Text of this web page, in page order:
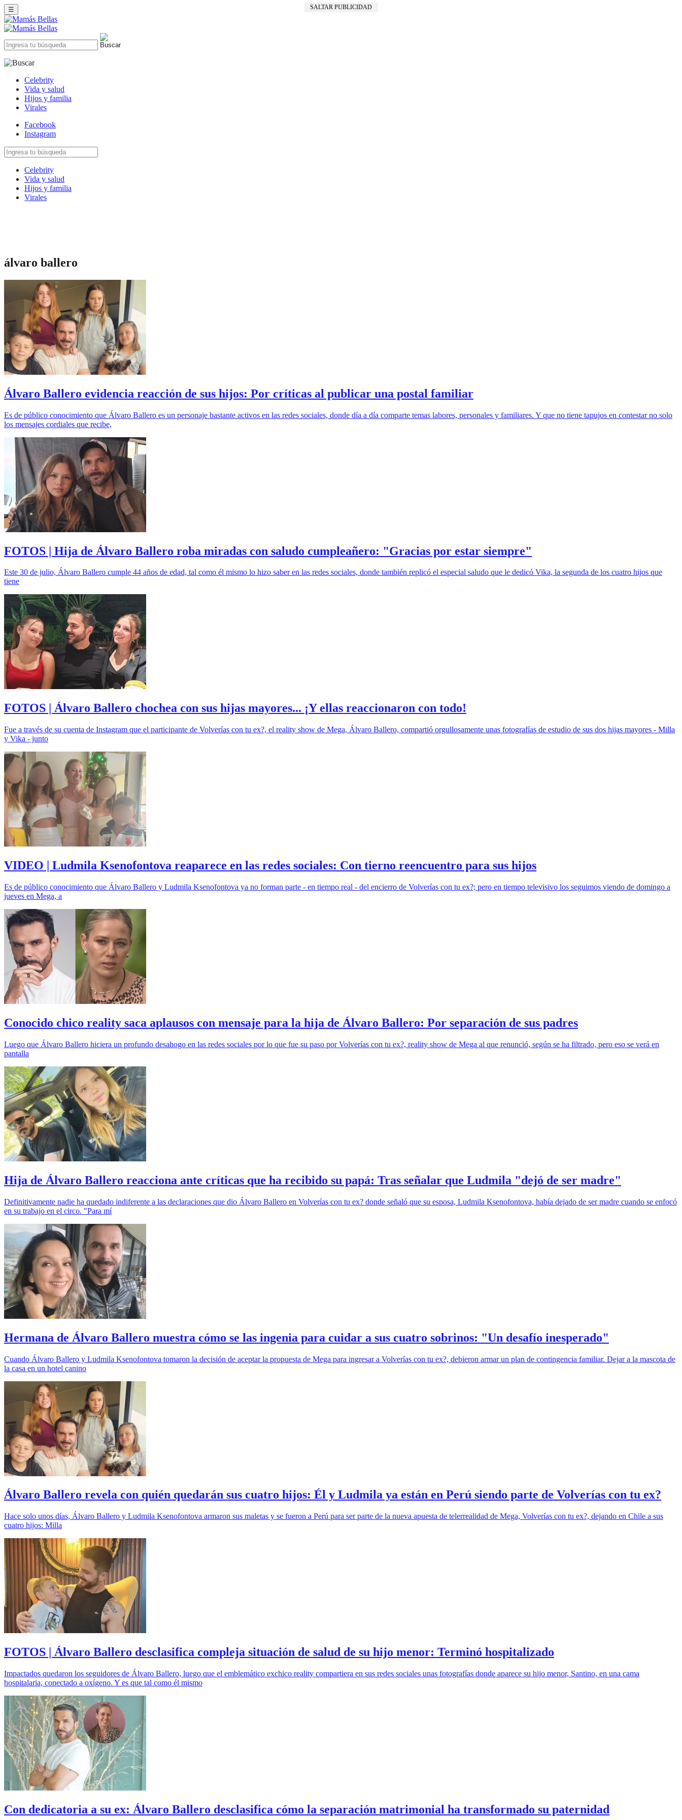
SALTAR PUBLICIDAD
☰
Celebrity
Vida y salud
Hijos y familia
Virales
Facebook
Instagram
Celebrity
Vida y salud
Hijos y familia
Virales
álvaro ballero
Álvaro Ballero evidencia reacción de sus hijos: Por críticas al publicar una postal familiar
Es de público conocimiento que Álvaro Ballero es un personaje bastante activos en las redes sociales, donde día a día comparte temas labores, personales y familiares. Y que no tiene tapujos en contestar no solo
los mensajes cordiales que recibe,
FOTOS | Hija de Álvaro Ballero roba miradas con saludo cumpleañero: "Gracias por estar siempre"
Este 30 de julio, Álvaro Ballero cumple 44 años de edad, tal como él mismo lo hizo saber en las redes sociales, donde también replicó el especial saludo que le dedicó Vika, la segunda de los cuatro hijos que
tiene
FOTOS | Álvaro Ballero chochea con sus hijas mayores... ¡Y ellas reaccionaron con todo!
Fue a través de su cuenta de Instagram que el participante de Volverías con tu ex?, el reality show de Mega, Álvaro Ballero, compartió orgullosamente unas fotografías de estudio de sus dos hijas mayores - Milla
y Vika - junto
VIDEO | Ludmila Ksenofontova reaparece en las redes sociales: Con tierno reencuentro para sus hijos
Es de público conocimiento que Álvaro Ballero y Ludmila Ksenofontova ya no forman parte - en tiempo real - del encierro de Volverías con tu ex?; pero en tiempo televisivo los seguimos viendo de domingo a
jueves en Mega, a
Conocido chico reality saca aplausos con mensaje para la hija de Álvaro Ballero: Por separación de sus padres
Luego que Álvaro Ballero hiciera un profundo desahogo en las redes sociales por lo que fue su paso por Volverías con tu ex?, reality show de Mega al que renunció, según se ha filtrado, pero eso se verá en
pantalla
Hija de Álvaro Ballero reacciona ante críticas que ha recibido su papá: Tras señalar que Ludmila "dejó de ser madre"
Definitivamente nadie ha quedado indiferente a las declaraciones que dio Álvaro Ballero en Volverías con tu ex? donde señaló que su esposa, Ludmila Ksenofontova, había dejado de ser madre cuando se enfocó
en su trabajo en el circo. "Para mí
Hermana de Álvaro Ballero muestra cómo se las ingenia para cuidar a sus cuatro sobrinos: "Un desafío inesperado"
Cuando Álvaro Ballero y Ludmila Ksenofontova tomaron la decisión de aceptar la propuesta de Mega para ingresar a Volverías con tu ex?, debieron armar un plan de contingencia familiar. Dejar a la mascota de
la casa en un hotel canino
Álvaro Ballero revela con quién quedarán sus cuatro hijos: Él y Ludmila ya están en Perú siendo parte de Volverías con tu ex?
Hace solo unos días, Álvaro Ballero y Ludmila Ksenofontova armaron sus maletas y se fueron a Perú para ser parte de la nueva apuesta de telerrealidad de Mega, Volverías con tu ex?, dejando en Chile a sus
cuatro hijos: Milla
FOTOS | Álvaro Ballero desclasifica compleja situación de salud de su hijo menor: Terminó hospitalizado
Impactados quedaron los seguidores de Álvaro Ballero, luego que el emblemático exchico reality compartiera en sus redes sociales unas fotografías donde aparece su hijo menor, Santino, en una cama
hospitalaria, conectado a oxígeno. Y es que tal como él mismo
Con dedicatoria a su ex: Álvaro Ballero desclasifica cómo la separación matrimonial ha transformado su paternidad